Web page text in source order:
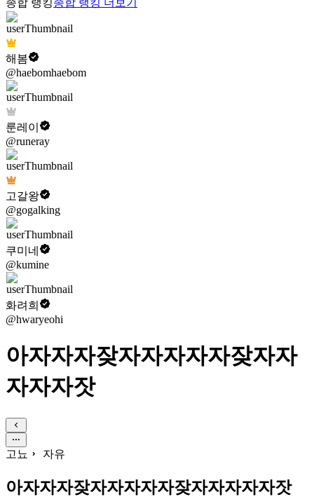
종합 랭킹종합 랭킹 더보기
해봄
@haebomhaebom
룬레이
@runeray
고갈왕
@gogalking
쿠미네
@kumine
화려희
@hwaryeohi
아자자자잦자자자자자잦자자
자자자잣
고뇨 자유
아자자자잦자자자자자잦자자자자자잣